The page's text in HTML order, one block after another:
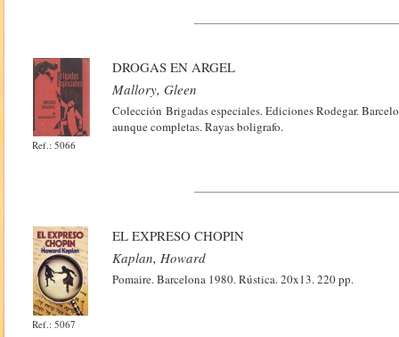
Ref.: 5066
DROGAS EN ARGEL
Mallory, Gleen
Colección Brigadas especiales. Ediciones Rodegar.
aunque completas. Rayas boligrafo.
Ref.: 5067
EL EXPRESO CHOPIN
Kaplan, Howard
Pomaire. Barcelona 1980. Rústica. 20x13. 220 pp.